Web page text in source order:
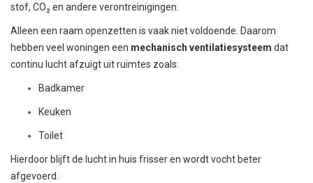
stof, CO₂ en andere verontreinigingen.
Alleen een raam openzetten is vaak niet voldoende. Daarom
hebben veel woningen een mechanisch ventilatiesysteem dat
continu lucht afzuigt uit ruimtes zoals:
Badkamer
Keuken
Toilet
Hierdoor blijft de lucht in huis frisser en wordt vocht beter
afgevoerd.